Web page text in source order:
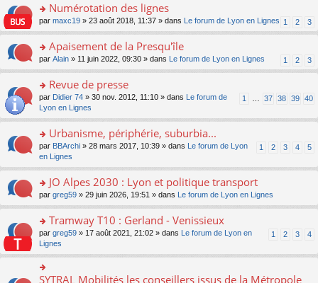
c
e
nt
le
u
ré
c
e
n
o
n
lu
pl
s
ré
e
s
s
e
n
o
n
le
pl
s
ré
c
e
er
le
m
e
s
g
e
n
o
n
le
s
ré
c
nt
o
n
ult
er
le
m
e
s
g
e
n
o
n
le
u
s
ré
c
e
nt
Numérotation des lignes
1 2 3
par maxc19 » 23 août 2018, 11:37 » dans Le forum de Lyon en Lignes
o
n
ult
er
le
m
e
s
s
e
n
o
n
le
s
Apaisement de la Presqu'île
1 2 3
par Alain » 11 juin 2022, 09:30 » dans Le forum de Lyon en Lignes
o
s
er
le
m
e
s
s
e
n
o
n
lu
le
Revue de presse
1 37 38 39 40
par Didier 74 » 30 nov. 2012, 11:10 » dans
Le forum de
Lyon en Lignes
o
n
s
er
le
m
e
s
s
g
Urbanisme, périphérie, suburbia...
1 2 3 4 5
par BBArchi » 28 mars 2017, 10:39 » dans
Le forum de Lyon
en Lignes
o
n
ult
er
le
m
e
s
JO Alpes 2030 : Lyon et politique transport
par greg59 » 29 juin 2026, 19:51 » dans Le forum de Lyon en Lignes
o
s
ult
er
Tramway T10 : Gerland - Venissieux
1 2 3 4
par greg59 » 17 août 2021, 21:02 » dans
Le forum de Lyon en
Lignes
o
SYTRAL Mobilités les conseillers issus de la Métropole